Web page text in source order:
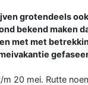
grotendeels
bekend maken
met met
20 mei. Rutte